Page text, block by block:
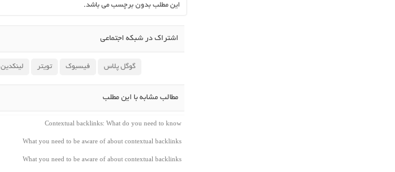
این مطلب بدون برچسب می باشد.
اشتراک در شبکه اجتماعی
گوگل پلاس فیسبوک تویتر لینکدین
مطالب مشابه با این مطلب
Contextual backlinks: What do you need to know
What you need to be aware of about contextual backlinks
What you need to be aware of about contextual backlinks